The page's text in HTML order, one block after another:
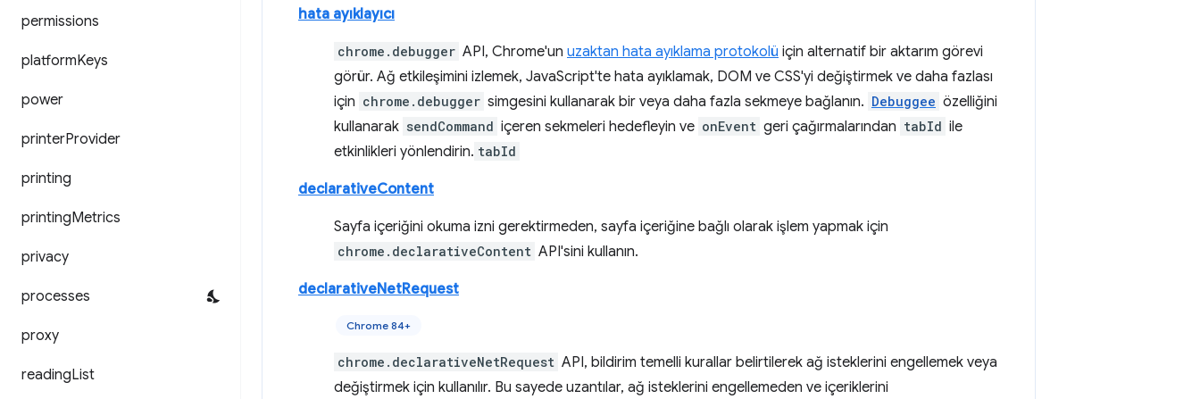
permissions
platformKeys
power
printerProvider
printing
printingMetrics
privacy
processes
proxy
readingList
hata ayıklayıcı
chrome.debugger API, Chrome'un uzaktan hata ayıklama protokolü için alternatif bir aktarım görevi
görür. Ağ etkileşimini izlemek, JavaScript'te hata ayıklamak, DOM ve CSS'yi değiştirmek ve daha fazlası
için chrome.debugger simgesini kullanarak bir veya daha fazla sekmeye bağlanın. Debuggee özelliğini
kullanarak sendCommand içeren sekmeleri hedefleyin ve onEvent geri çağırmalarından tabId ile
etkinlikleri yönlendirin. tabId
declarativeContent
Sayfa içeriğini okuma izni gerektirmeden, sayfa içeriğine bağlı olarak işlem yapmak için
chrome.declarativeContent API'sini kullanın.
declarativeNetRequest
Chrome 84+
chrome.declarativeNetRequest API, bildirim temelli kurallar belirtilerek ağ isteklerini engellemek veya
değiştirmek için kullanılır. Bu sayede uzantılar, ağ isteklerini engellemeden ve içeriklerini